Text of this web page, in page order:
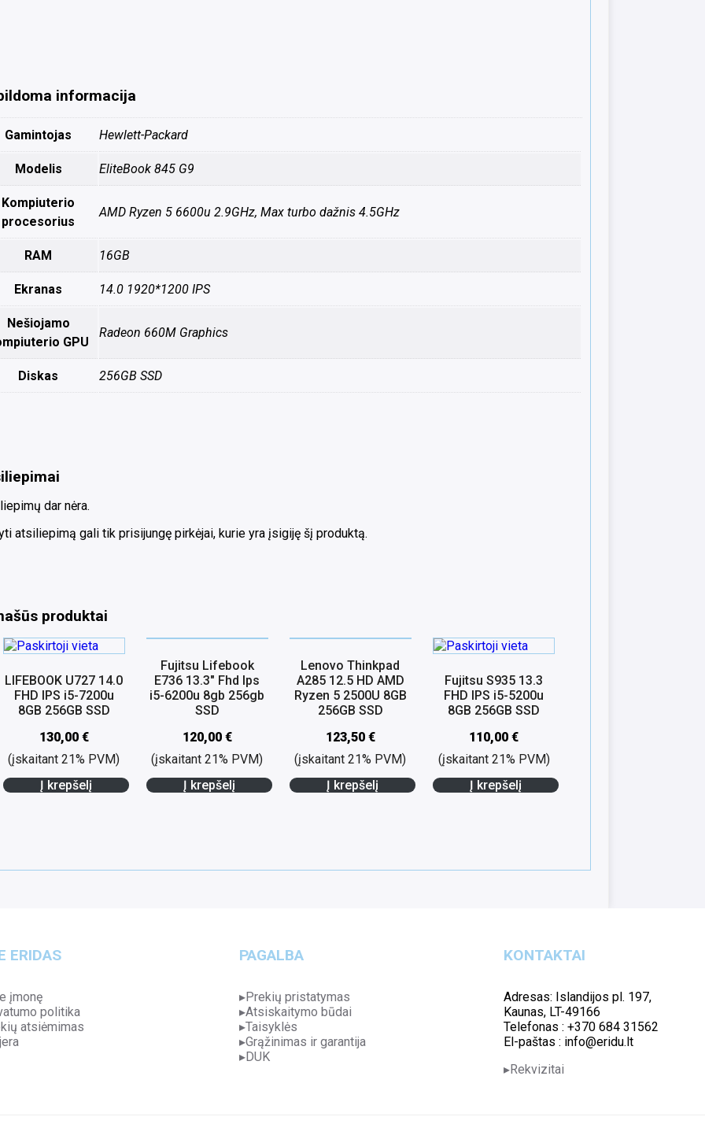
informacija
Gamintojas Hewlett-Packard
Modelis EliteBook 845 G9
Kompiuterio
procesorius
AMD Ryzen 5 6600u 2.9GHz, Max turbo dažnis 4.5GHz
RAM 16GB
Ekranas 14.0 1920*1200 IPS
Nešiojamo
GPU
Radeon 660M Graphics
Diskas 256GB SSD
dar nėra.
atsiliepimą gali tik prisijungę pirkėjai, kurie yra įsigiję šį produktą.
produktai
LIFEBOOK U727 14.0
FHD IPS i5-7200u
8GB 256GB SSD
130,00 €
(įskaitant 21% PVM)
Į krepšelį
Fujitsu Lifebook
E736 13.3″ Fhd Ips
i5-6200u 8gb 256gb
SSD
120,00 €
(įskaitant 21% PVM)
Į krepšelį
Lenovo Thinkpad
A285 12.5 HD AMD
Ryzen 5 2500U 8GB
256GB SSD
123,50 €
(įskaitant 21% PVM)
Į krepšelį
Fujitsu S935 13.3
FHD IPS i5-5200u
8GB 256GB SSD
110,00 €
(įskaitant 21% PVM)
Į krepšelį
ERIDAS
įmonę
politika
atsiėmimas
PAGALBA
Prekių pristatymas
Atsiskaitymo būdai
Taisyklės
Grąžinimas ir garantija
DUK
KONTAKTAI
Adresas: Islandijos pl. 197,
Kaunas, LT-49166
Telefonas : +370 684 31562
El-paštas : info@eridu.lt
Rekvizitai